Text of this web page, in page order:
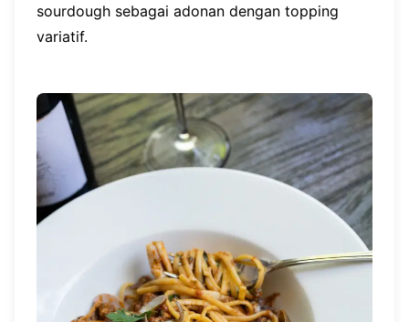
sourdough sebagai adonan dengan topping
variatif.